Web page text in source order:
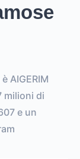
AIGERIM
milioni di
e un